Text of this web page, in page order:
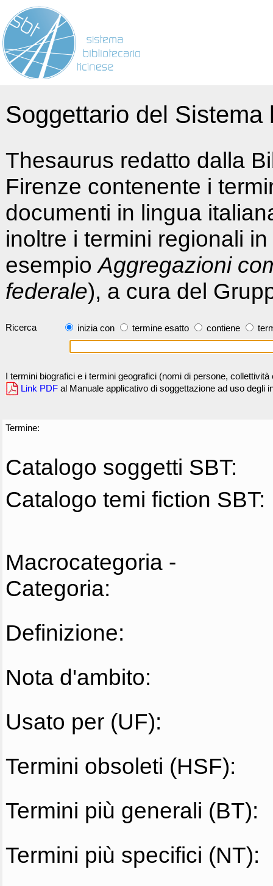
Soggettario del
Thesaurus redatto dalla
Firenze contenente i
documenti in lingua
inoltre i termini regionali
esempioAggregazioni
federale), a cura del
Ricerca inizia con termine esatto contiene
I termini biografici e i termini geografici (nomi di persone,
Link PDF al Manuale applicativo di soggettazione ad uso degli
Termine:
Catalogo soggetti SBT:
Catalogo temi fiction SBT:
Macrocategoria -
Categoria:
Definizione:
Nota d'ambito:
Usato per (UF):
Termini obsoleti (HSF):
Termini più generali (BT):
Termini più specifici (NT):